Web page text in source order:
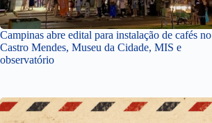
Campinas abre edital para instalação de cafés no
Castro Mendes, Museu da Cidade, MIS e
observatório